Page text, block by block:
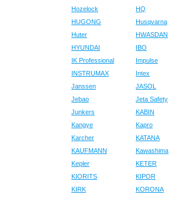
Hozelock
HQ
HUGONG
Husqvarna
Huter
HWASDAN
HYUNDAI
IBO
IK Professional
Impulse
INSTRUMAX
Intex
Janssen
JASOL
Jebao
Jeta Safety
Junkers
KABIN
Kangye
Kapro
Karcher
KATANA
KAUFMANN
Kawashima
Kepler
KETER
KIORITS
KIPOR
KIRK
KORONA